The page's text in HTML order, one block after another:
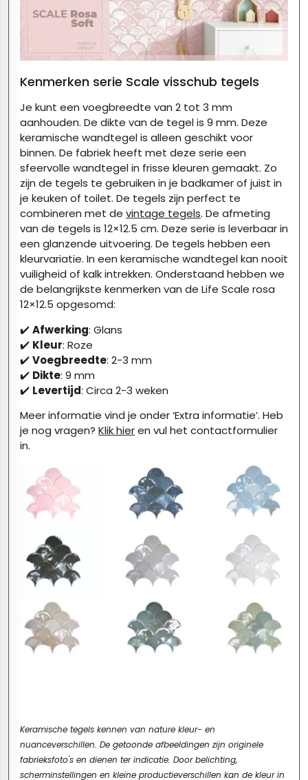
Kenmerken serie Scale visschub tegels
Je kunt een voegbreedte van 2 tot 3 mm
aanhouden. De dikte van de tegel is 9 mm. Deze
keramische wandtegel is alleen geschikt voor
binnen. De fabriek heeft met deze serie een
sfeervolle wandtegel in frisse kleuren gemaakt. Zo
zijn de tegels te gebruiken in je badkamer of juist in
je keuken of toilet. De tegels zijn perfect te
combineren met de vintage tegels. De afmeting
van de tegels is 12×12.5 cm. Deze serie is leverbaar in
een glanzende uitvoering. De tegels hebben een
kleurvariatie. In een keramische wandtegel kan nooit
vuiligheid of kalk intrekken. Onderstaand hebben we
de belangrijkste kenmerken van de Life Scale rosa
12×12.5 opgesomd:
✔️Afwerking: Glans
✔️ Kleur: Roze
✔️Voegbreedte: 2-3 mm
✔️ Dikte: 9 mm
✔️ Levertijd: Circa 2-3 weken
Meer informatie vind je onder ‘Extra informatie’. Heb
je nog vragen? Klik hieren vul het contactformulier
in.
Keramische tegels kennen van nature kleur- en
nuanceverschillen. De getoonde afbeeldingen zijn originele
fabrieksfoto's en dienen ter indicatie. Door belichting,
scherminstellingen en kleine productieverschillen kan de kleur in